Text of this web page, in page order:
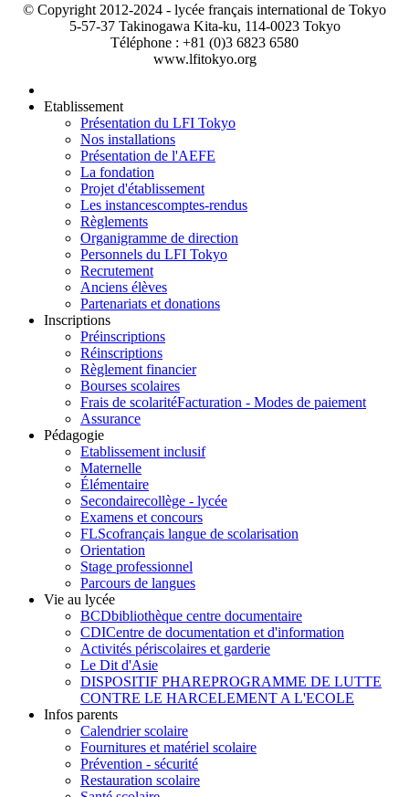
© Copyright 2012-2024 - lycée français international de Tokyo
5-57-37 Takinogawa Kita-ku, 114-0023 Tokyo
Téléphone : +81 (0)3 6823 6580
www.lfitokyo.org
Etablissement
Présentation du LFI Tokyo
Nos installations
Présentation de l'AEFE
La fondation
Projet d'établissement
Les instancescomptes-rendus
Règlements
Organigramme de direction
Personnels du LFI Tokyo
Recrutement
Anciens élèves
Partenariats et donations
Inscriptions
Préinscriptions
Réinscriptions
Règlement financier
Bourses scolaires
Frais de scolaritéFacturation - Modes de paiement
Assurance
Pédagogie
Etablissement inclusif
Maternelle
Élémentaire
Secondairecollège - lycée
Examens et concours
FLScofrançais langue de scolarisation
Orientation
Stage professionnel
Parcours de langues
Vie au lycée
BCDbibliothèque centre documentaire
CDICentre de documentation et d'information
Activités périscolaires et garderie
Le Dit d'Asie
DISPOSITIF PHAREPROGRAMME DE LUTTE
CONTRE LE HARCELEMENT A L'ECOLE
Infos parents
Calendrier scolaire
Fournitures et matériel scolaire
Prévention - sécurité
Restauration scolaire